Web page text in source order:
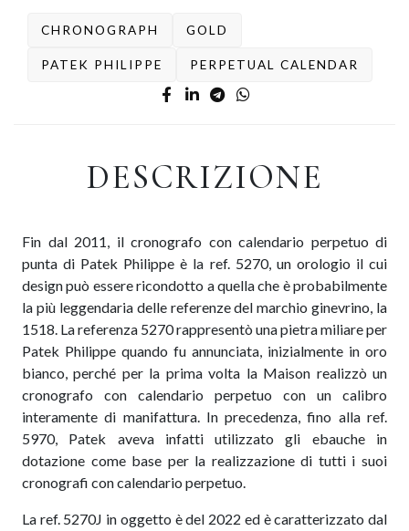
CHRONOGRAPH GOLD
PATEK PHILIPPE PERPETUAL CALENDAR
DESCRIZIONE
Fin dal 2011, il cronografo con calendario perpetuo di
punta di Patek Philippe è la ref. 5270, un orologio il cui
design può essere ricondotto a quella che è probabilmente
la più leggendaria delle referenze del marchio ginevrino, la
1518. La referenza 5270 rappresentò una pietra miliare per
Patek Philippe quando fu annunciata, inizialmente in oro
bianco, perché per la prima volta la Maison realizzò un
cronografo con calendario perpetuo con un calibro
interamente di manifattura. In precedenza, fino alla ref.
5970, Patek aveva infatti utilizzato gli ebauche in
dotazione come base per la realizzazione di tutti i suoi
cronografi con calendario perpetuo.
La ref. 5270J in oggetto è del 2022 ed è caratterizzato dal